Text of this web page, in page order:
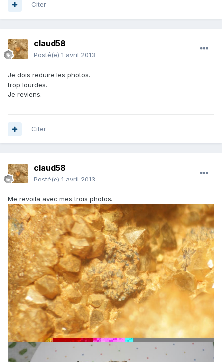
Citer
claud58
Posté(e) 1 avril 2013
Je dois reduire les photos.
trop lourdes.
Je reviens.
Citer
claud58
Posté(e) 1 avril 2013
Me revoila avec mes trois photos.